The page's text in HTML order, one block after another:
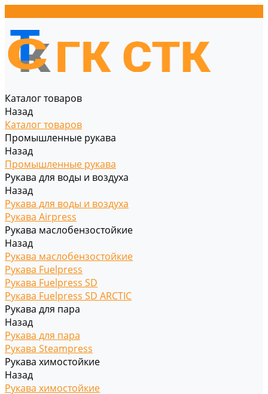
Каталог товаров
Назад
Каталог товаров
Промышленные рукава
Назад
Промышленные рукава
Рукава для воды и воздуха
Назад
Рукава для воды и воздуха
Рукава Airpress
Рукава маслобензостойкие
Назад
Рукава маслобензостойкие
Рукава Fuelpress
Рукава Fuelpress SD
Рукава Fuelpress SD ARCTIC
Рукава для пара
Назад
Рукава для пара
Рукава Steampress
Рукава химостойкие
Назад
Рукава химостойкие